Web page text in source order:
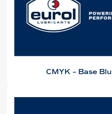
CMYK – Base Blu